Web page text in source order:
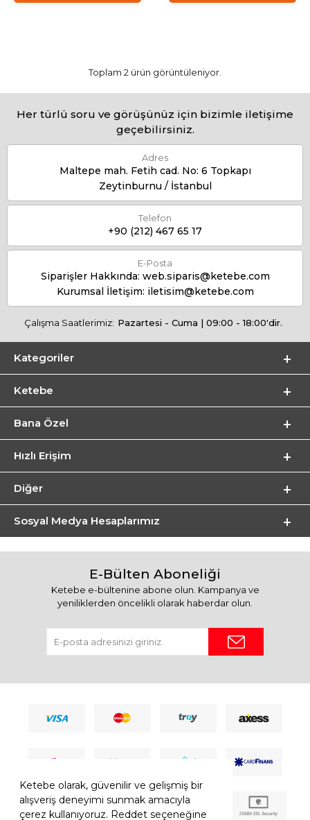
Ketebe olarak, güvenilir ve gelişmiş bir
alışveriş deneyimi sunmak amacıyla
çerez kullanıyoruz. Reddet seçeneğine
Toplam 2 ürün görüntüleniyor.
Her türlü soru ve görüşünüz için bizimle iletişime
geçebilirsiniz.
Adres
Maltepe mah. Fetih cad. No: 6 Topkapı
Zeytinburnu / İstanbul
Telefon
+90 (212) 467 65 17
E-Posta
Siparişler Hakkında: web.siparis@ketebe.com
Kurumsal İletişim: iletisim@ketebe.com
Çalışma Saatlerimiz: Pazartesi - Cuma | 09:00 - 18:00'dir.
Kategoriler
Ketebe
Bana Özel
Hızlı Erişim
Diğer
Sosyal Medya Hesaplarımız
E-Bülten Aboneliği
Ketebe e-bültenine abone olun. Kampanya ve
yeniliklerden öncelikli olarak haberdar olun.